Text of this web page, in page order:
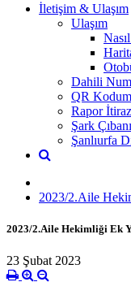
İletişim & Ulaşım
Ulaşım
Dahili
QR
Rapor
Şark
Şanlıurfa
2023/2.Aile
2023/2.Aile Hekimliği Ek
23 Şubat 2023